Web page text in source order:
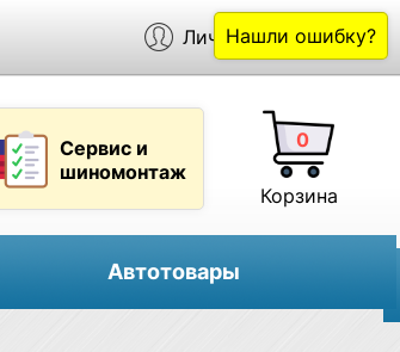
Личный кабинет
Сервис и
шиномонтаж
0
Корзина
Автотовары
Нашли ошибку?